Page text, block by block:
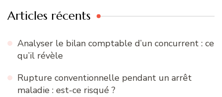
Articles récents
Analyser le bilan comptable d’un concurrent : ce
qu’il révèle
Rupture conventionnelle pendant un arrêt
maladie : est-ce risqué ?